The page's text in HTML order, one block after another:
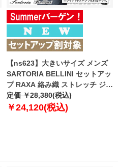
【ns623】大きいサイズ メンズ
SARTORIA BELLINI セットアッ
プ RAXA 絡み織 ストレッチ ジャ
ケット 春夏新作 tzjk-33b
【fre】
定価 ￥28,380(税込)
￥24,120(税込)